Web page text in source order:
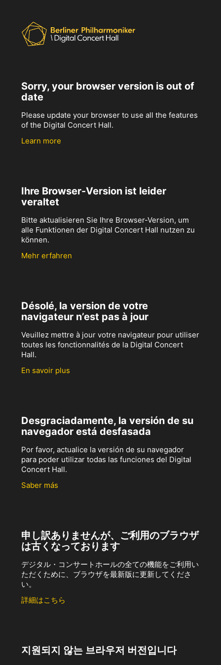
Sorry, your browser version is out of
date
Please update your browser to use all the features
of the Digital Concert Hall.
Learn more
Ihre Browser-Version ist leider
veraltet
Bitte aktualisieren Sie Ihre Browser-Version, um
alle Funktionen der Digital Concert Hall nutzen zu
können.
Mehr erfahren
Désolé, la version de votre
navigateur n’est pas à jour
Veuillez mettre à jour votre navigateur pour utiliser
toutes les fonctionnalités de la Digital Concert
Hall.
En savoir plus
Desgraciadamente, la versión de su
navegador está desfasada
Por favor, actualice la versión de su navegador
para poder utilizar todas las funciones del Digital
Concert Hall.
Saber más
申し訳ありませんが、ご利用のブラウザ
は古くなっております
デジタル・コンサートホールの全ての機能をご利用い
ただくために、ブラウザを最新版に更新してくださ
い。
詳細はこちら
지원되지 않는 브라우저 버전입니다